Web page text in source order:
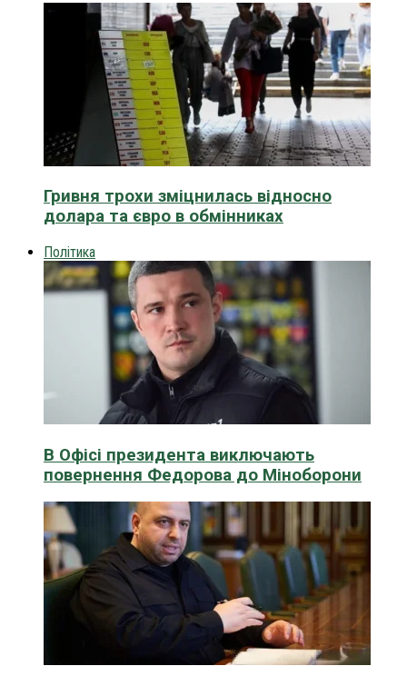
Гривня трохи зміцнилась відносно
долара та євро в обмінниках
Політика
В Офісі президента виключають
повернення Федорова до Міноборони